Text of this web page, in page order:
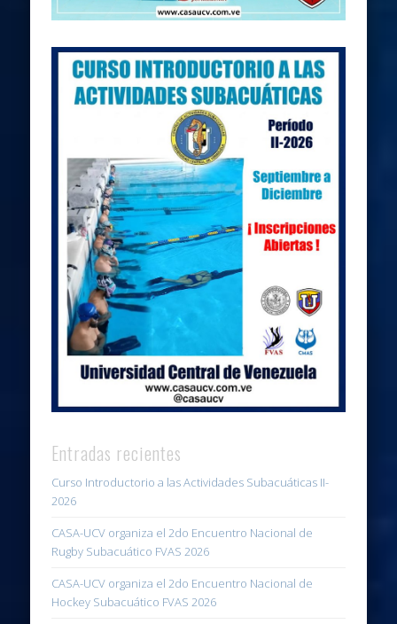
Entradas recientes
Curso Introductorio a las Actividades Subacuáticas II-
2026
CASA-UCV organiza el 2do Encuentro Nacional de
Rugby Subacuático FVAS 2026
CASA-UCV organiza el 2do Encuentro Nacional de
Hockey Subacuático FVAS 2026